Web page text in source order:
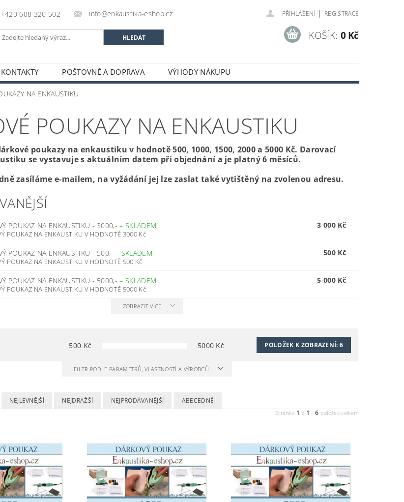
+420 608 320 502 info@enkaustika-eshop.cz PŘIHLÁŠENÍ | REGISTRACE
KOŠÍK: 0 Kč
KONTAKTY POŠTOVNÉ A DOPRAVA VÝHODY NÁKUPU
NA ENKAUSTIKU
POUKAZY NA ENKAUSTIKU
poukazy na enkaustiku v hodnotě 500, 1000, 1500, 2000 a 5000 Kč. Darovací
se vystavuje s aktuálním datem při objednání a je platný 6 měsíců.
zasíláme e-mailem, na vyžádání jej lze zaslat také vytištěný na zvolenou adresu.
POUKAZ NA ENKAUSTIKU - 3000,-–SKLADEM
POUKAZ NA ENKAUSTIKU V HODNOTĚ 3000 Kč
3 000 Kč
POUKAZ NA ENKAUSTIKU - 500,-– SKLADEM
POUKAZ NA ENKAUSTIKU V HODNOTĚ 500 Kč
500 Kč
POUKAZ NA ENKAUSTIKU - 5000,-–SKLADEM
POUKAZ NA ENKAUSTIKU V HODNOTĚ 5000 Kč
5 000 Kč
ZOBRAZIT VÍCE
500 Kč 5000 Kč POLOŽEK K ZOBRAZENÍ:6
FILTR PODLE PARAMETRŮ, VLASTNOSTÍ A VÝROBCŮ
NEJLEVNĚJŠÍ NEJDRAŽŠÍ NEJPRODÁVANĚJŠÍ ABECEDNĚ
Stránka 1 z 1 -6 položek celkem